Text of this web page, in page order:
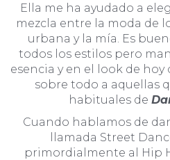
Ella me ha ayudado a
mezcla entre la moda de
urbana y la mía. Es
todos los estilos pero
esencia y en el look de hoy
sobre todo a aquellas
habituales de
Cuando hablamos de
llamada Street
primordialmente al Hip